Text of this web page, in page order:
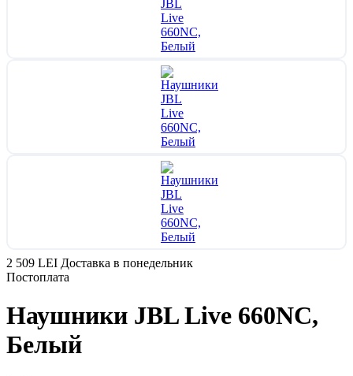
2 509 LEI Доставка в понедельник
Постоплата
Наушники JBL Live 660NC,
Белый